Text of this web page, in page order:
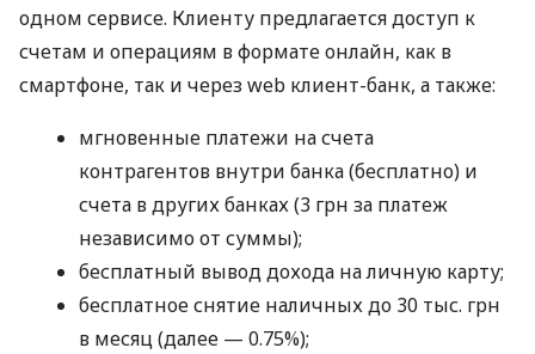
одном сервисе. Клиенту предлагается доступ к
счетам и операциям в формате онлайн, как в
смартфоне, так и через web клиент-банк, а также:
мгновенные платежи на счета
контрагентов внутри банка (бесплатно) и
счета в других банках (3 грн за платеж
независимо от суммы);
бесплатный вывод дохода на личную карту;
бесплатное снятие наличных до 30 тыс. грн
в месяц (далее — 0.75%);